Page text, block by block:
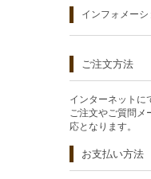
インフォメーシ
ご注文方法
インターネットに
ご注文やご質問
応となります。
お支払い方法